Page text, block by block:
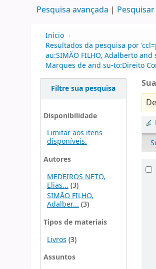
Pesquisa avançada
Início ›
Resultados da pesquisa por
au:SIMÃO FILHO, Adalberto
Marques de and su-to:Direito
Filtre sua pesquisa
Disponibilidade
Limitar aos itens
disponíveis.
Autores
MEDEIROS NETO,
Elias... (3)
SIMÃO FILHO,
Adalber...(3)
Tipos de materiais
Livros (3)
Assuntos